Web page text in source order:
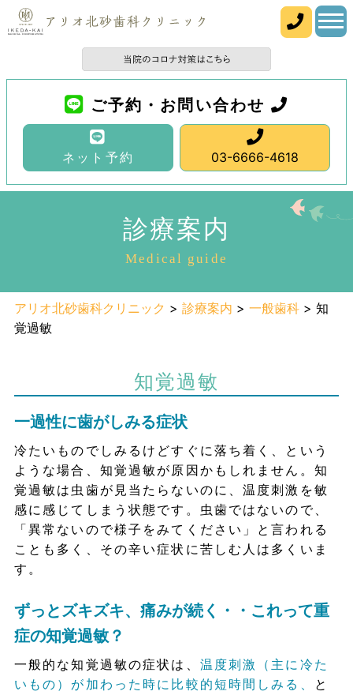
ご予約・お問い合わせ
ネット予約 03-6666-4618
診療案内
Medical guide
アリオ北砂歯科クリニック > 診療案内 > 一般歯科> 知
覚過敏
知覚過敏
一過性に歯がしみる症状
冷たいものでしみるけどすぐに落ち着く、という
ような場合、知覚過敏が原因かもしれません。知
覚過敏は虫歯が見当たらないのに、温度刺激を敏
感に感じてしまう状態です。虫歯ではないので、
「異常ないので様子をみてください」と言われる
ことも多く、その辛い症状に苦しむ人は多くいま
す。
ずっとズキズキ、痛みが続く・・これって重
症の知覚過敏？
一般的な知覚過敏の症状は、 温度刺激（主に冷た
いもの）が加わった時に比較的短時間しみる、
と